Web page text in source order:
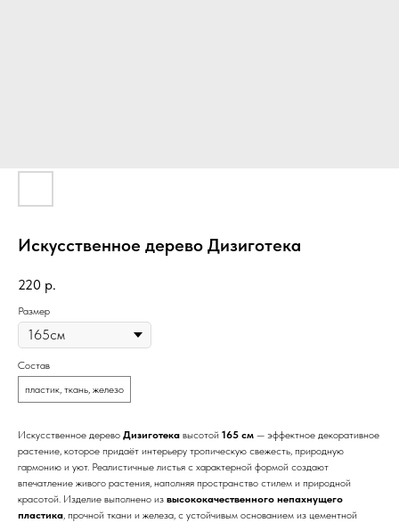
Искусственное дерево Дизиготека
220 р.
Размер
Состав
пластик, ткань, железо
Искусственное дерево Дизиготека высотой 165 см — эффектное декоративное
растение, которое придаёт интерьеру тропическую свежесть, природную
гармонию и уют. Реалистичные листья с характерной формой создают
впечатление живого растения, наполняя пространство стилем и природной
красотой. Изделие выполнено из высококачественного непахнущего
пластика, прочной ткани и железа, с устойчивым основанием из цементной